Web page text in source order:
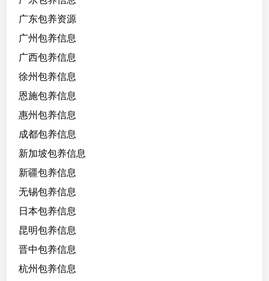
广东包养资源
广州包养信息
广西包养信息
徐州包养信息
恩施包养信息
惠州包养信息
成都包养信息
新加坡包养信息
新疆包养信息
无锡包养信息
日本包养信息
昆明包养信息
晋中包养信息
杭州包养信息